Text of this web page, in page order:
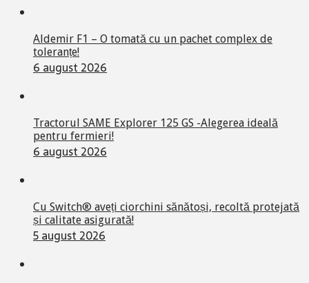
Aldemir F1 – O tomată cu un pachet complex de
toleranțe!
6 august 2026
Tractorul SAME Explorer 125 GS -Alegerea ideală
pentru fermieri!
6 august 2026
Cu Switch® aveți ciorchini sănătoși, recoltă protejată
și calitate asigurată!
5 august 2026